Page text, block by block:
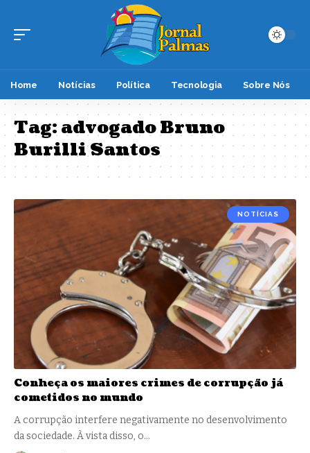
Home Notícias Política Tecnologia Sobre Nós
Tag:advogado Bruno
Burilli Santos
NOTÍCIAS
Conheça os maiores crimes de corrupção já
cometidos no mundo
A corrupção interfere negativamente no desenvolvimento
da sociedade. À vista disso, o…